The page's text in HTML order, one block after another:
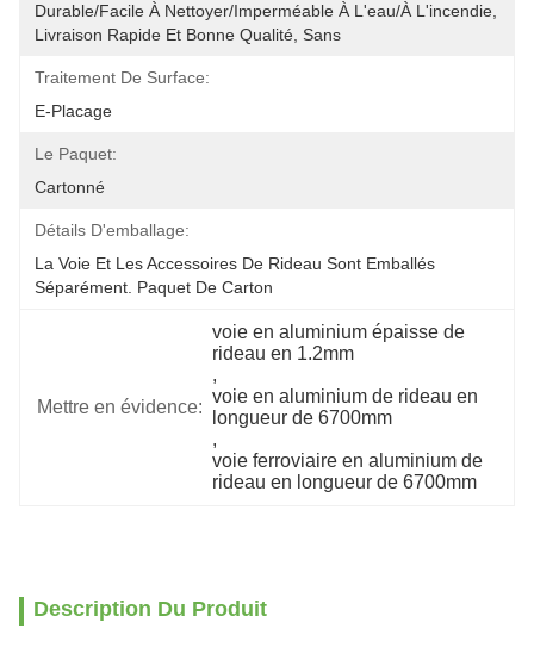
Durable/Facile À Nettoyer/imperméable À L'eau/à L'incendie,
Livraison Rapide Et Bonne Qualité, Sans
Traitement De Surface:
E-Placage
Le Paquet:
Cartonné
Détails D'emballage:
La Voie Et Les Accessoires De Rideau Sont Emballés
Séparément. Paquet De Carton
Mettre en évidence:
voie en aluminium épaisse de
rideau en 1.2mm
,
voie en aluminium de rideau en
longueur de 6700mm
,
voie ferroviaire en aluminium de
rideau en longueur de 6700mm
Description Du Produit